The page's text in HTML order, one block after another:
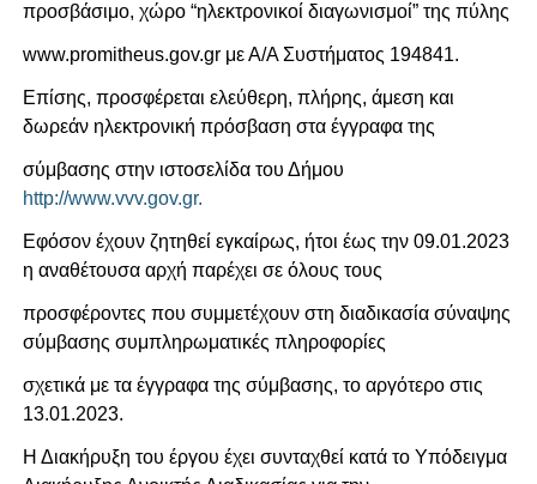
προσβάσιμο, χώρο “ηλεκτρονικοί διαγωνισμοί” της πύλης
www.promitheus.gov.gr με Α/Α Συστήματος 194841.
Επίσης, προσφέρεται ελεύθερη, πλήρης, άμεση και
δωρεάν ηλεκτρονική πρόσβαση στα έγγραφα της
σύμβασης στην ιστοσελίδα του Δήμου
http://www.vvv.gov.gr.
Εφόσον έχουν ζητηθεί εγκαίρως, ήτοι έως την 09.01.2023
η αναθέτουσα αρχή παρέχει σε όλους τους
προσφέροντες που συμμετέχουν στη διαδικασία σύναψης
σύμβασης συμπληρωματικές πληροφορίες
σχετικά με τα έγγραφα της σύμβασης, το αργότερο στις
13.01.2023.
Η Διακήρυξη του έργου έχει συνταχθεί κατά το Υπόδειγμα